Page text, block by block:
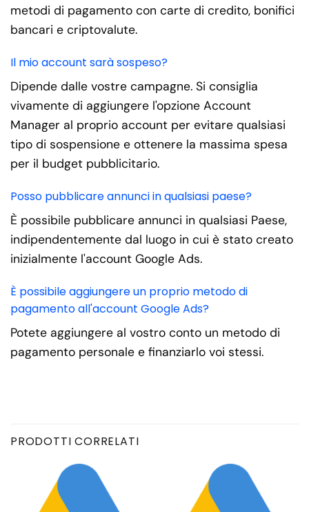
metodi di pagamento con carte di credito, bonifici
bancari e criptovalute.
Il mio account sarà sospeso?
Dipende dalle vostre campagne. Si consiglia
vivamente di aggiungere l'opzione Account
Manager al proprio account per evitare qualsiasi
tipo di sospensione e ottenere la massima spesa
per il budget pubblicitario.
Posso pubblicare annunci in qualsiasi paese?
È possibile pubblicare annunci in qualsiasi Paese,
indipendentemente dal luogo in cui è stato creato
inizialmente l'account Google Ads.
È possibile aggiungere un proprio metodo di
pagamento all'account Google Ads?
Potete aggiungere al vostro conto un metodo di
pagamento personale e finanziarlo voi stessi.
PRODOTTI CORRELATI